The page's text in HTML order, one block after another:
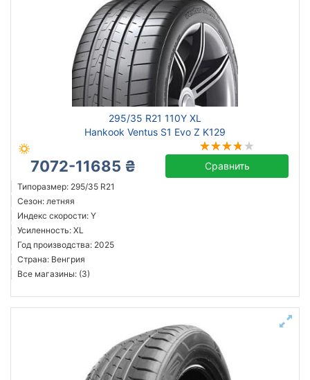
295/35 R21 110Y XL
Hankook Ventus S1 Evo Z K129
7072-11685 ₴ Сравнить
Типоразмер: 295/35 R21
Сезон: летняя
Индекс скорости: Y
Усиленность: XL
Год производства: 2025
Страна: Венгрия
Все магазины: (3)